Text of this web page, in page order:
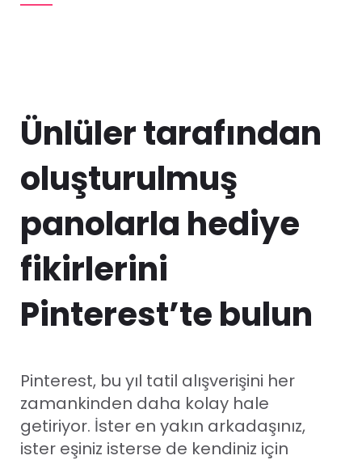
Ünlüler tarafından
oluşturulmuş
panolarla hediye
fikirlerini
Pinterest’te bulun
Pinterest, bu yıl tatil alışverişini her
zamankinden daha kolay hale
getiriyor. İster en yakın arkadaşınız,
ister eşiniz isterse de kendiniz için